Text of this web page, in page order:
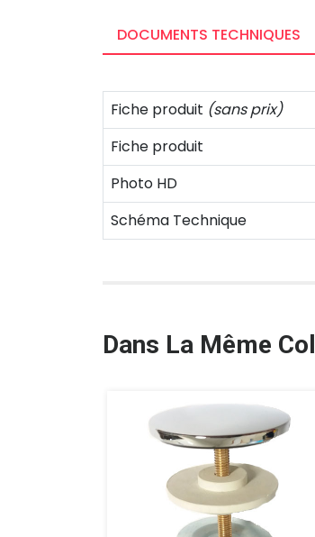
DOCUMENTS TECHNIQUES
Fiche produit (sans prix)
Fiche produit
Photo HD
Schéma Technique
Dans La Même